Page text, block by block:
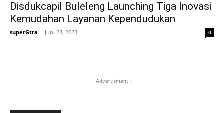
Disdukcapil Buleleng Launching Tiga Inovasi
Kemudahan Layanan Kependudukan
superGtra - Juni 23, 2023 0
- Advertisment -